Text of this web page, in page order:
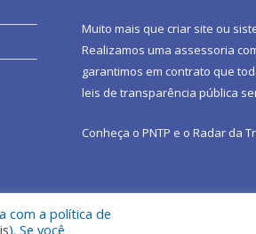
Muito mais que criar site ou
Realizamos uma assessoria
garantimos em contrato que
leis de transparência pública
Conheça o PNTP e o Radar da
Mapa do Site
com a política de
). Se você